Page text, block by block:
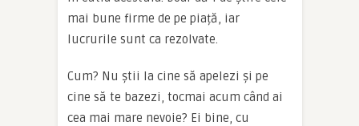
mai bune firme de pe piață, iar
lucrurile sunt ca rezolvate.
Cum? Nu știi la cine să apelezi și pe
cine să te bazezi, tocmai acum când ai
cea mai mare nevoie? Ei bine, cu